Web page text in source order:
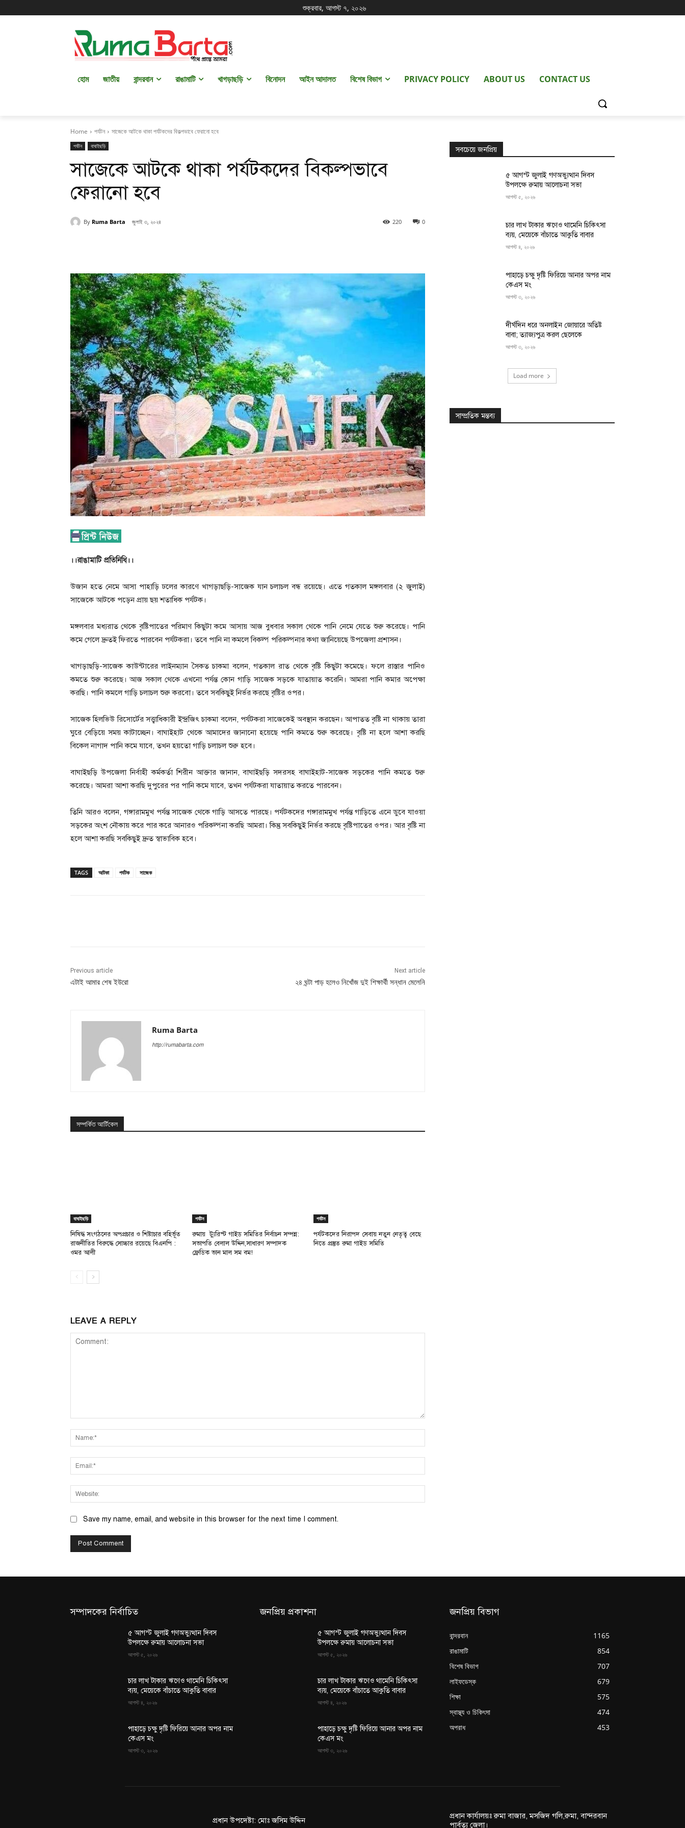
শুক্রবার, আগস্ট ৭, ২০২৬
হোম জাতীয় বান্দরবান রাঙামাটি খাগড়াছড়ি বিনোদন আইন আদালত বিশেষ বিভাগ PRIVACY POLICY ABOUT US CONTACT US
Home পর্যটন সাজেকে আটকে থাকা পর্যটকদের বিকল্পভাবে ফেরানো হবে
পর্যটন বাঘাইছড়ি
সাজেকে আটকে থাকা পর্যটকদের বিকল্পভাবে
ফেরানো হবে
By Ruma Barta জুলাই ৩, ২০২৪ 0
220
।।রাঙামাটি প্রতিনিধি।।
উজান হতে নেমে আসা পাহাড়ি ঢলের কারণে খাগড়াছড়ি-সাজেক যান চলাচল বন্ধ রয়েছে। এতে গতকাল মঙ্গলবার (২ জুলাই)
সাজেকে আটকে পড়েন প্রায় ছয় শতাধিক পর্যটক।
মঙ্গলবার মধ্যরাত থেকে বৃষ্টিপাতের পরিমাণ কিছুটা কমে আসায় আজ বুধবার সকাল থেকে পানি নেমে যেতে শুরু করেছে। পানি
কমে গেলে দ্রুতই ফিরতে পারবেন পর্যটকরা। তবে পানি না কমলে বিকল্প পরিকল্পনার কথা জানিয়েছে উপজেলা প্রশাসন।
খাগড়াছড়ি-সাজেক কাউন্টারের লাইনম্যান সৈকত চাকমা বলেন, গতকাল রাত থেকে বৃষ্টি কিছুটা কমেছে। ফলে রাস্তার পানিও
কমতে শুরু করেছে। আজ সকাল থেকে এখনো পর্যন্ত কোন গাড়ি সাজেক সড়কে যাতায়াত করেনি। আমরা পানি কমার অপেক্ষা
করছি। পানি কমলে গাড়ি চলাচল শুরু করবো। তবে সবকিছুই নির্ভর করছে বৃষ্টির ওপর।
সাজেক হিলভিউ রিসোর্টের সত্ত্বাধিকারী ইন্দ্রজিৎ চাকমা বলেন, পর্যটকরা সাজেকেই অবস্থান করছেন। আপাতত বৃষ্টি না থাকায় তারা
ঘুরে বেড়িয়ে সময় কাটাচ্ছেন। বাঘাইহাট থেকে আমাদের জানানো হয়েছে পানি কমতে শুরু করেছে। বৃষ্টি না হলে আশা করছি
বিকেল নাগাদ পানি কমে যাবে, তখন হয়তো গাড়ি চলাচল শুরু হবে।
বাঘাইছড়ি উপজেলা নির্বাহী কর্মকর্তা শিরীন আক্তার জানান, বাঘাইছড়ি সদরসহ বাঘাইহাট-সাজেক সড়কের পানি কমতে শুরু
করেছে। আমরা আশা করছি দুপুরের পর পানি কমে যাবে, তখন পর্যটকরা যাতায়াত করতে পারবেন।
তিনি আরও বলেন, গঙ্গারামমুখ পর্যন্ত সাজেক থেকে গাড়ি আসতে পারছে। পর্যটকদের গঙ্গারামমুখ পর্যন্ত গাড়িতে এনে ডুবে যাওয়া
সড়কের অংশ নৌকায় করে পার করে আনারও পরিকল্পনা করছি আমরা। কিন্তু সবকিছুই নির্ভর করছে বৃষ্টিপাতের ওপর। আর বৃষ্টি না
হলে আশা করছি সবকিছুই দ্রুত স্বাভাবিক হবে।
TAGS আটকা পর্যটক সাজেক
Previous article
এটাই আমার শেষ ইউরো
Next article
২৪ ঘন্টা পাড় হলেও নিখোঁজ দুই শিক্ষার্থী সন্ধান মেলেনি
Ruma Barta
http://rumabarta.com
সম্পর্কিত আর্টিকেল
বাঘাইছড়ি
নিষিদ্ধ সংগঠনের অপপ্রচার ও শিষ্টাচার বহির্ভূত
রাজনীতির বিরুদ্ধে সোচ্চার রয়েছে বিএনপি :
ওমর আলী
পর্যটন
রুমায় ট্যুরিস্ট গাইড সমিতির নির্বাচন সম্পন্ন:
সভাপতি বেলাল উদ্দিন,সাধারণ সম্পাদক
ফ্রেডিক ভান মাল সম বম!
পর্যটন
পর্যটকদের নিরাপদ সেবায় নতুন নেতৃত্ব বেছে
নিতে প্রস্তুত রুমা গাইড সমিতি
LEAVE A REPLY
Save my name, email, and website in this browser for the next time I comment.
সবচেয়ে জনপ্রিয়
৫ আগস্ট জুলাই গণঅভ্যুত্থান দিবস
উপলক্ষে রুমায় আলোচনা সভা
আগস্ট ৫, ২০২৬
চার লাখ টাকার ঋণেও থামেনি চিকিৎসা
ব্যয়, মেয়েকে বাঁচাতে আকুতি বাবার
আগস্ট ৪, ২০২৬
পাহাড়ে চক্ষু দৃষ্টি ফিরিয়ে আনার অপর নাম
কেএস মং
আগস্ট ৩, ২০২৬
দীর্ঘদিন ধরে অনলাইন জোয়ারে অতিষ্ট
বাবা; ত্যাজ্যপুত্র করল ছেলেকে
আগস্ট ৩, ২০২৬
Load more
সাম্প্রতিক মন্তব্য
সম্পাদকের নির্বাচিত
৫ আগস্ট জুলাই গণঅভ্যুত্থান দিবস
উপলক্ষে রুমায় আলোচনা সভা
আগস্ট ৫, ২০২৬
চার লাখ টাকার ঋণেও থামেনি চিকিৎসা
ব্যয়, মেয়েকে বাঁচাতে আকুতি বাবার
আগস্ট ৪, ২০২৬
পাহাড়ে চক্ষু দৃষ্টি ফিরিয়ে আনার অপর নাম
কেএস মং
আগস্ট ৩, ২০২৬
জনপ্রিয় প্রকাশনা
৫ আগস্ট জুলাই গণঅভ্যুত্থান দিবস
উপলক্ষে রুমায় আলোচনা সভা
আগস্ট ৫, ২০২৬
চার লাখ টাকার ঋণেও থামেনি চিকিৎসা
ব্যয়, মেয়েকে বাঁচাতে আকুতি বাবার
আগস্ট ৪, ২০২৬
পাহাড়ে চক্ষু দৃষ্টি ফিরিয়ে আনার অপর নাম
কেএস মং
আগস্ট ৩, ২০২৬
জনপ্রিয় বিভাগ
বান্দরবান
1165
রাঙামাটি
854
বিশেষ বিভাগ
707
লাইফডেস্ক
679
শিক্ষা
575
স্বাস্থ্য ও চিকিৎসা
474
অপরাধ
453
প্রধান উপদেষ্টা: মোঃ জসিম উদ্দিন
প্রধান কার্যালয়ঃ রুমা বাজার, মসজিদ গলি,রুমা, বান্দরবান
পার্বত্য জেলা।